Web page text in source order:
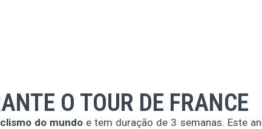
O TOUR DE FRANCE
do mundo e tem duração de 3 semanas. Este